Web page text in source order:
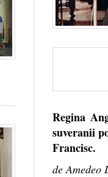
Regina
suveranii
Francisc.
de Amedeo